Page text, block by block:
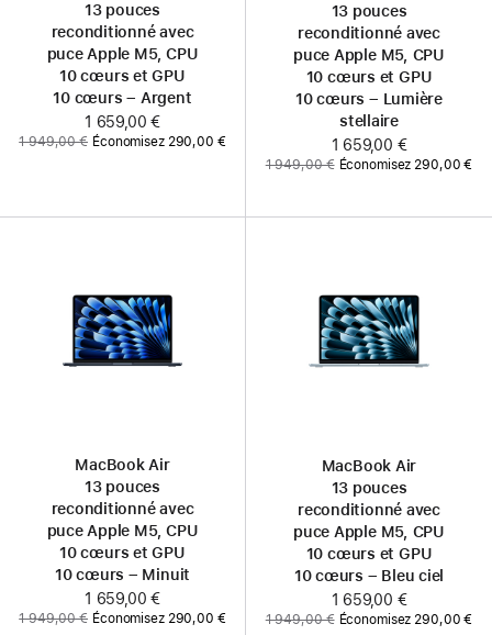
13 pouces
reconditionné avec
puce Apple M5, CPU
10 cœurs et GPU
10 cœurs – Argent
Maintenant
1 659,00 €
Ancien
1 949,00 € Économisez 290,00 €
13 pouces
reconditionné avec
puce Apple M5, CPU
10 cœurs et GPU
10 cœurs – Lumière
stellaire
Maintenant
1 659,00 €
Ancien
1 949,00 € Économisez 290,00 €
MacBook Air
13 pouces
reconditionné avec
puce Apple M5, CPU
10 cœurs et GPU
10 cœurs – Minuit
Maintenant
1 659,00 €
Ancien
1 949,00 € Économisez 290,00 €
MacBook Air
13 pouces
reconditionné avec
puce Apple M5, CPU
10 cœurs et GPU
10 cœurs – Bleu ciel
Maintenant
1 659,00 €
Ancien
1 949,00 € Économisez 290,00 €